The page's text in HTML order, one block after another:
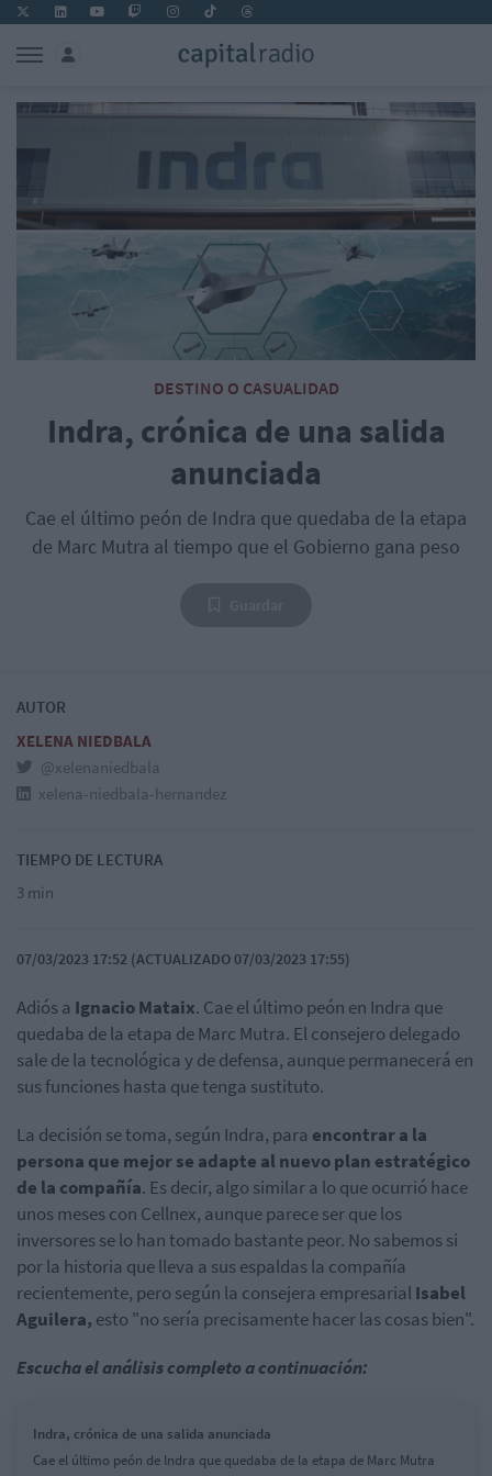
DESTINO O CASUALIDAD
Indra, crónica de una salida
anunciada
Cae el último peón de Indra que quedaba de la etapa
de Marc Mutra al tiempo que el Gobierno gana peso
AUTOR
XELENA NIEDBALA
@xelenaniedbala
xelena-niedbala-hernandez
TIEMPO DE LECTURA
3 min
07/03/2023 17:52 (ACTUALIZADO 07/03/2023 17:55)
Adiós a Ignacio Mataix. Cae el último peón en Indra que
quedaba de la etapa de Marc Mutra. El consejero delegado
sale de la tecnológica y de defensa, aunque permanecerá en
sus funciones hasta que tenga sustituto.
La decisión se toma, según Indra, para encontrar a la
persona que mejor se adapte al nuevo plan estratégico
de la compañía. Es decir, algo similar a lo que ocurrió hace
unos meses con Cellnex, aunque parece ser que los
inversores se lo han tomado bastante peor. No sabemos si
por la historia que lleva a sus espaldas la compañía
recientemente, pero según la consejera empresarialIsabel
Aguilera, esto "no sería precisamente hacer las cosas bien".
Escucha el análisis completo a continuación:
Indra, crónica de una salida anunciada
Cae el último peón de Indra que quedaba de la etapa de Marc Mutra